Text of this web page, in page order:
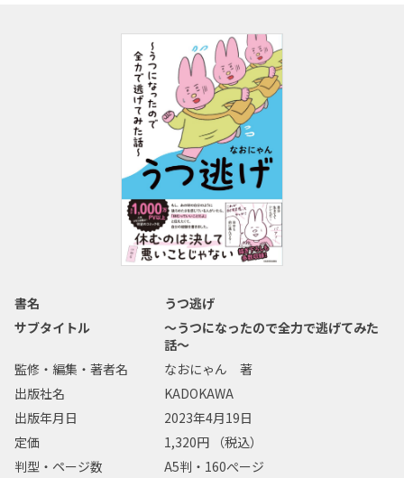
書名
うつ逃げ
サブタイトル
～うつになったので全力で逃げてみた
話～
監修・編集・著者名
なおにゃん 著
出版社名
KADOKAWA
出版年月日
2023年4月19日
定価
1,320円 （税込）
判型・ページ数
A5判・160ぺージ